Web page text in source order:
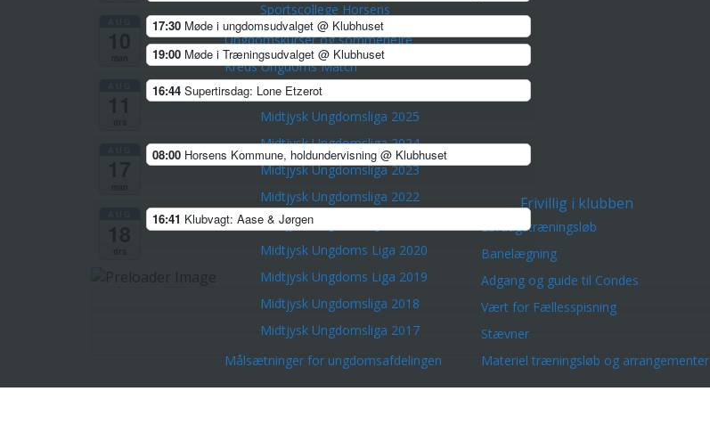
Sportscollege Horsens
Ungdomskurser og sommerlejre
Kreds Ungdoms Match
Midtjysk Ungdomsliga 2026
Midtjysk Ungdomsliga 2025
Midtjysk Ungdomsliga 2024
Midtjysk Ungdomsliga 2023
Midtjysk Ungdomsliga 2022
Midtjysk Ungdomsliga 2021
Midtjysk Ungdoms Liga 2020
Midtjysk Ungdoms Liga 2019
Midtjysk Ungdomsliga 2018
Midtjysk Ungdomsliga 2017
Målsætninger for ungdomsafdelingen
Frivillig i klubben
Lørdagstræningsløb
Banelægning
Adgang og guide til Condes
Vært for Fællesspisning
Stævner
Materiel træningsløb og arrangementer
17:30 Møde i ungdomsudvalget @ Klubhuset
19:00 Møde i Træningsudvalget @ Klubhuset
16:44 Supertirsdag: Lone Etzerot
08:00 Horsens Kommune, holdundervisning @ Klubhuset
16:41 Klubvagt: Aase & Jørgen